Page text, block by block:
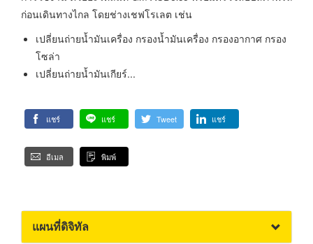
ก่อนเดินทางไกล โดยช่างเชฟโรเลต เช่น
เปลี่ยนถ่ายน้ำมันเครื่อง กรองน้ำมันเครื่อง กรองอากาศ กรอง
โซล่า
เปลี่ยนถ่ายน้ำมันเกียร์...
แชร์ แชร์ Tweet แชร์
อีเมล พิมพ์
แผนที่ดิจิทัล